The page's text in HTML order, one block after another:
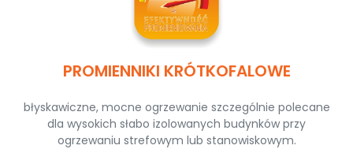
PROMIENNIKI KRÓTKOFALOWE
błyskawiczne, mocne ogrzewanie szczególnie polecane
dla wysokich słabo izolowanych budynków przy
ogrzewaniu strefowym lub stanowiskowym.